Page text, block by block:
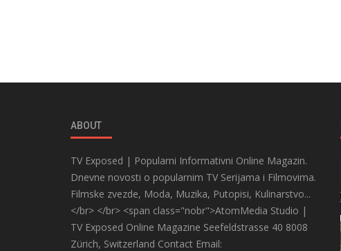
ABOUT
TV Exposed | Popularni Informativni Online Magazin.
Dnevne novosti o popularnim TV Serijama i Filmovima.
Filmske zvezde, Moda, Muzika, Putopisi, Kulinarstvo...
</br> </br> <span class="nobr">AtomMedia Studio |
TV Exposed Online Magazine Seefeldstrasse 40 8008
Zürich, Switzerland Contact Email: